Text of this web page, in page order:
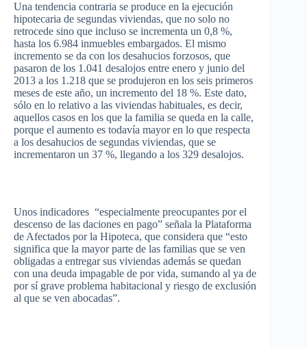
Una tendencia contraria se produce en la ejecución
hipotecaria de segundas viviendas, que no solo no
retrocede sino que incluso se incrementa un 0,8 %,
hasta los 6.984 inmuebles embargados. El mismo
incremento se da con los desahucios forzosos, que
pasaron de los 1.041 desalojos entre enero y junio del
2013 a los 1.218 que se produjeron en los seis primeros
meses de este año, un incremento del 18 %. Este dato,
sólo en lo relativo a las viviendas habituales, es decir,
aquellos casos en los que la familia se queda en la calle,
porque el aumento es todavía mayor en lo que respecta
a los desahucios de segundas viviendas, que se
incrementaron un 37 %, llegando a los 329 desalojos.
Unos indicadores “especialmente preocupantes porel
descenso de las daciones en pago” señala la Plataforma
de Afectados porla Hipoteca, que considera que “esto
significa que la mayorparte de las familias que se ven
obligadas a entregar sus viviendas además se quedan
con una deuda impagable de por vida, sumando al ya de
por sígrave problema habitacional y riesgo de exclusión
al que se ven abocadas”.